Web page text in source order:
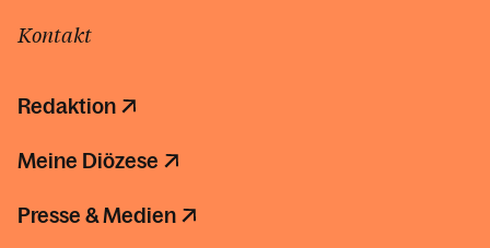
Kontakt
Redaktion
Meine Diözese
Presse & Medien